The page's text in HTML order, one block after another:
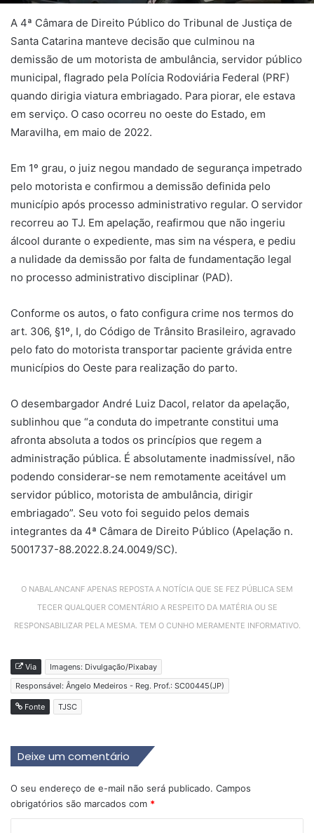
A 4ª Câmara de Direito Público do Tribunal de Justiça de
Santa Catarina manteve decisão que culminou na
demissão de um motorista de ambulância, servidor público
municipal, flagrado pela Polícia Rodoviária Federal (PRF)
quando dirigia viatura embriagado. Para piorar, ele estava
em serviço. O caso ocorreu no oeste do Estado, em
Maravilha, em maio de 2022.
Em 1º grau, o juiz negou mandado de segurança impetrado
pelo motorista e confirmou a demissão definida pelo
município após processo administrativo regular. O servidor
recorreu ao TJ. Em apelação, reafirmou que não ingeriu
álcool durante o expediente, mas sim na véspera, e pediu
a nulidade da demissão por falta de fundamentação legal
no processo administrativo disciplinar (PAD).
Conforme os autos, o fato configura crime nos termos do
art. 306, §1º, I, do Código de Trânsito Brasileiro, agravado
pelo fato do motorista transportar paciente grávida entre
municípios do Oeste para realização do parto.
O desembargador André Luiz Dacol, relator da apelação,
sublinhou que “a conduta do impetrante constitui uma
afronta absoluta a todos os princípios que regem a
administração pública. É absolutamente inadmissível, não
podendo considerar-se nem remotamente aceitável um
servidor público, motorista de ambulância, dirigir
embriagado”. Seu voto foi seguido pelos demais
integrantes da 4ª Câmara de Direito Público (Apelação n.
5001737-88.2022.8.24.0049/SC).
O NABALANCANF APENAS REPOSTA A NOTÍCIA QUE SE FEZ PÚBLICA SEM
TECER QUALQUER COMENTÁRIO A RESPEITO DA MATÉRIA OU SE
RESPONSABILIZAR PELA MESMA. TEM O CUNHO MERAMENTE INFORMATIVO.
Via
Imagens: Divulgação/Pixabay
Responsável: Ângelo Medeiros - Reg. Prof.: SC00445(JP)
Fonte TJSC
Deixe um comentário
O seu endereço de e-mail não será publicado. Campos
obrigatórios são marcados com *